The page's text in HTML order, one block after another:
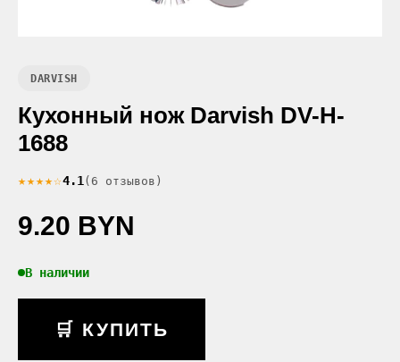
DARVISH
Кухонный нож Darvish DV-H-
1688
★★★★☆4.1 (6 отзывов)
9.20 BYN
В наличии
🛒 КУПИТЬ